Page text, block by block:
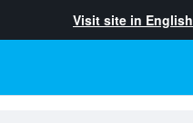
Visit site in English